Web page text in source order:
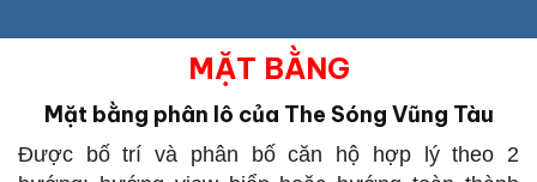
MẶT BẰNG
Mặt bằng phân lô của The Sóng Vũng Tàu
Được bố trí và phân bố căn hộ hợp lý theo 2